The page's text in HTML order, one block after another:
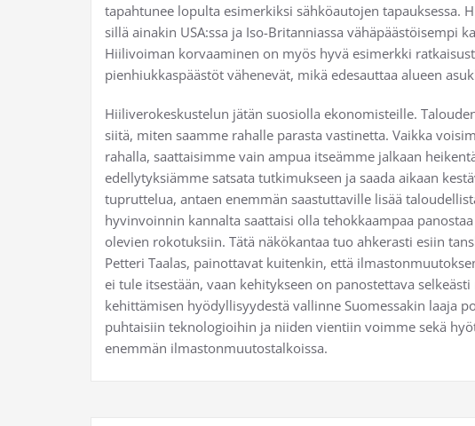
tapahtunee lopulta esimerkiksi sähköautojen tapauksessa.
sillä ainakin USA:ssa ja Iso-Britanniassa vähäpäästöisempi
Hiilivoiman korvaaminen on myös hyvä esimerkki
pienhiukkaspäästöt vähenevät, mikä edesauttaa alueen
Hiiliverokeskustelun jätän suosiolla ekonomisteille.
siitä, miten saamme rahalle parasta vastinetta. Vaikka
rahalla, saattaisimme vain ampua itseämme jalkaan
edellytyksiämme satsata tutkimukseen ja saada aikaan
tupruttelua, antaen enemmän saastuttaville lisää
hyvinvoinnin kannalta saattaisi olla tehokkaampaa
olevien rokotuksiin. Tätä näkökantaa tuo ahkerasti esiin
Petteri Taalas, painottavat kuitenkin, että
ei tule itsestään, vaan kehitykseen on panostettava
kehittämisen hyödyllisyydestä vallinne Suomessakin laaja
puhtaisiin teknologioihin ja niiden vientiin voimme sekä
enemmän ilmastonmuutostalkoissa.